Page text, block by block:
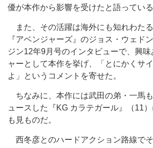
優が本作から影響を受けたと語っている
また、その活躍は海外にも知れわた
『アベンジャーズ』のジョス・ウェド
ジン12年9月号のインタビューで、興
ャーとして本作を挙げ、「とにかくサ
よ」というコメントを寄せた。
ちなみに、本作には武田の弟・一馬
ュースした『KG カラテガール』（11
も見ものだ。
西冬彦とのハードアクション路線で